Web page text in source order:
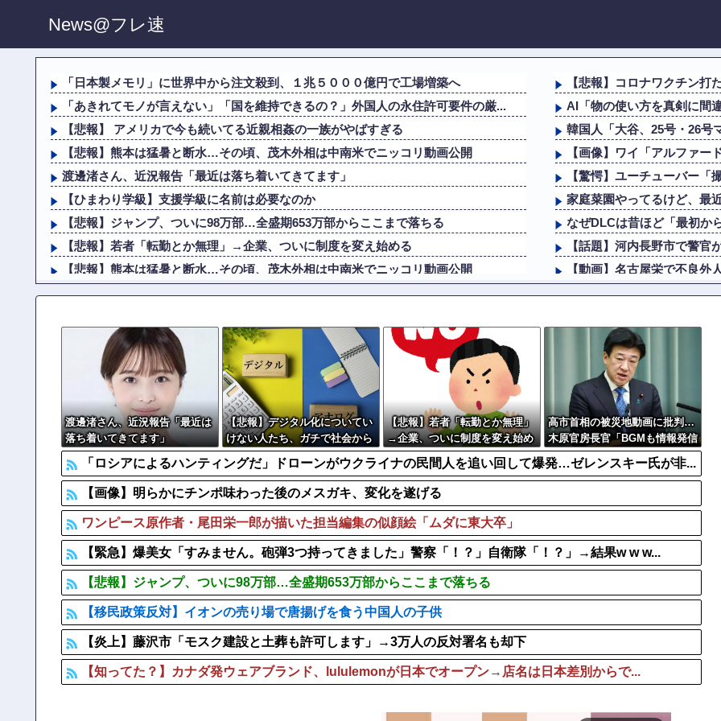
News@フレ速
「日本製メモリ」に世界中から注文殺到、１兆５０００億円で工場増築へ
「あきれてモノが言えない」「国を維持できるの？」外国人の永住許可要件の厳...
【悲報】 アメリカで今も続いてる近親相姦の一族がやばすぎる
【悲報】熊本は猛暑と断水…その頃、茂木外相は中南米でニッコリ動画公開
渡邊渚さん、近況報告「最近は落ち着いてきてます」
【ひまわり学級】支援学級に名前は必要なのか
【悲報】ジャンプ、ついに98万部…全盛期653万部からここまで落ちる
【悲報】若者「転勤とか無理」→企業、ついに制度を変え始める
【悲報】熊本は猛暑と断水…その頃、茂木外相は中南米でニッコリ動画公開
中核派「天皇制打倒！高市打倒！」広島で大規模集会
【画像】 パン線透けまくってるOLの尻ｗｗｗｗｗｗ
【速報】 町のお弁当屋さん「申し訳ないが消費税1%になったらその分商品代...
【画像】 「キム兄」こと芸人・木村祐一さん（63歳）、最新の松本人志さん...
【悲報】コロナワクチン打
AI「物の使い方を真剣に間
韓国人「大谷、25号・26
【画像】ワイ「アルファ
【驚愕】ユーチューバー
家庭菜園やってるけど、最
なぜDLCは昔ほど「最初か
【話題】河内長野市で警官
【動画】名古屋栄で不良外
海外「日本旅行で捺してき
紹介された男と食事に行
【画像】田中みな実(39)
岸田文雄元首相､円安を阻
【画像】板野友美、ビキニ
渡邊渚さん、近況報告「最近は
落ち着いてきてます」
【悲報】デジタル化についてい
けない人たち、ガチで社会から
取り残され始める
【悲報】若者「転勤とか無理」
→企業、ついに制度を変え始め
る
高市首相の被災地動画に批判…
木原官房長官「BGMも情報発信
の一つ」
「ロシアによるハンティングだ」ドローンがウクライナの民間人を追い回して爆発…ゼレンスキー氏が非...
【画像】明らかにチンポ味わった後のメスガキ、変化を遂げる
ワンピース原作者・尾田栄一郎が描いた担当編集の似顔絵「ムダに東大卒」
【緊急】爆美女「すみません。砲弾3つ持ってきました」警察「！？」自衛隊「！？」→結果w w w...
【悲報】ジャンプ、ついに98万部…全盛期653万部からここまで落ちる
【移民政策反対】イオンの売り場で唐揚げを食う中国人の子供
【炎上】藤沢市「モスク建設と土葬も許可します」→3万人の反対署名も却下
【知ってた？】カナダ発ウェアブランド、lululemonが日本でオープン→店名は日本差別からで...